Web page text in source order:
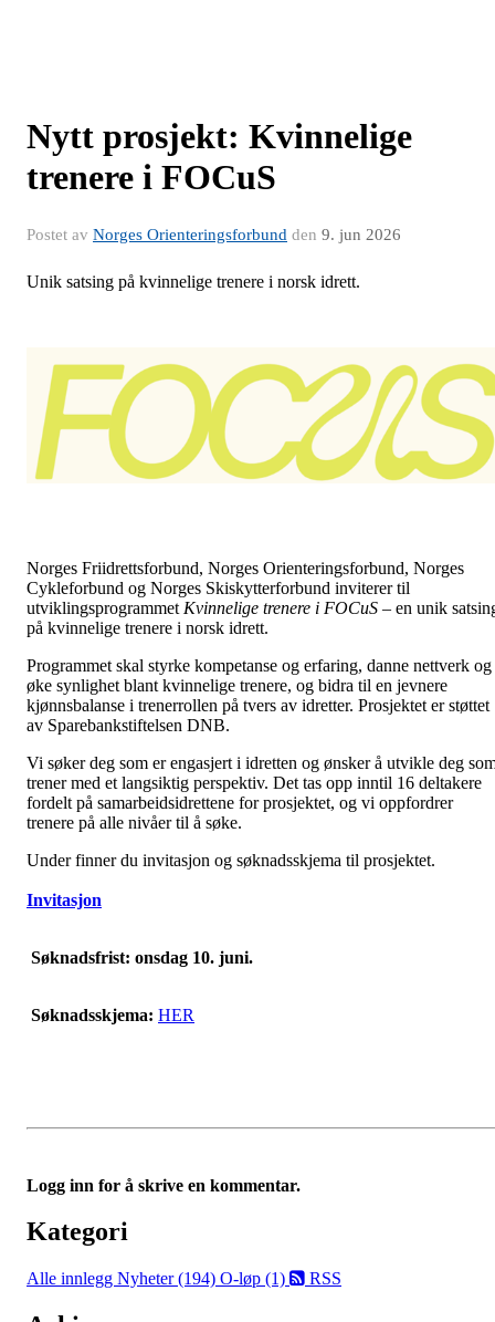
Nytt prosjekt: Kvinnelige
trenere i FOCuS
Postet av Norges Orienteringsforbund den 9. jun 2026
Unik satsing på kvinnelige trenere i norsk idrett.
Norges Friidrettsforbund, Norges Orienteringsforbund, Norges
Cykleforbund og Norges Skiskytterforbund inviterer til
utviklingsprogrammet Kvinnelige trenere i FOCuS – en unik
på kvinnelige trenere i norsk idrett.
Programmet skal styrke kompetanse og erfaring, danne nettverk og
øke synlighet blant kvinnelige trenere, og bidra til en jevnere
kjønnsbalanse i trenerrollen på tvers av idretter. Prosjektet er støttet
av Sparebankstiftelsen DNB.
Vi søker deg som er engasjert i idretten og ønsker å utvikle deg
trener med et langsiktig perspektiv. Det tas opp inntil 16 deltakere
fordelt på samarbeidsidrettene for prosjektet, og vi oppfordrer
trenere på alle nivåer til å søke.
Under finner du invitasjon og søknadsskjema til prosjektet.
Invitasjon
Søknadsfrist: onsdag 10. juni.
Søknadsskjema: HER
Logg inn for å skrive en kommentar.
Kategori
Alle innlegg Nyheter (194) O-løp (1) RSS